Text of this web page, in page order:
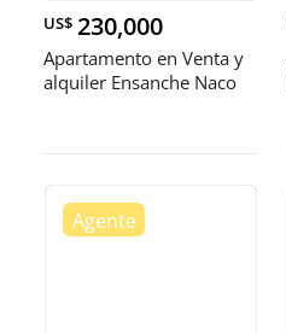
US$ 230,000
Apartamento en Venta y
alquiler Ensanche Naco